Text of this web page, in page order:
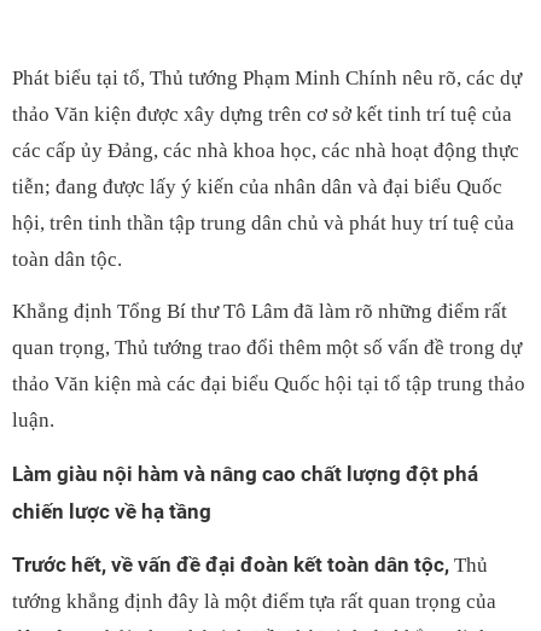
Phát biểu tại tổ, Thủ tướng Phạm Minh Chính nêu rõ, các dự
thảo Văn kiện được xây dựng trên cơ sở kết tinh trí tuệ của
các cấp ủy Đảng, các nhà khoa học, các nhà hoạt động thực
tiễn; đang được lấy ý kiến của nhân dân và đại biểu Quốc
hội, trên tinh thần tập trung dân chủ và phát huy trí tuệ của
toàn dân tộc.
Khẳng định Tổng Bí thư Tô Lâm đã làm rõ những điểm rất
quan trọng, Thủ tướng trao đổi thêm một số vấn đề trong dự
thảo Văn kiện mà các đại biểu Quốc hội tại tổ tập trung thảo
luận.
Làm giàu nội hàm và nâng cao chất lượng đột phá
chiến lược về hạ tầng
Trước hết, về vấn đề đại đoàn kết toàn dân tộc, Thủ
tướng khẳng định đây là một điểm tựa rất quan trọng của